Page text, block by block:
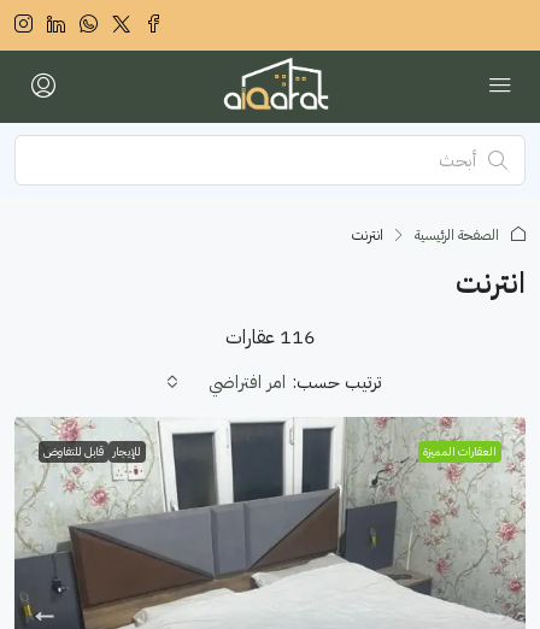
الصفحة الرئيسية انترنت
انترنت
116 عقارات
ترتيب حسب: امر افتراضي
العقارات المميزة للإيجار قابل للتفاوض